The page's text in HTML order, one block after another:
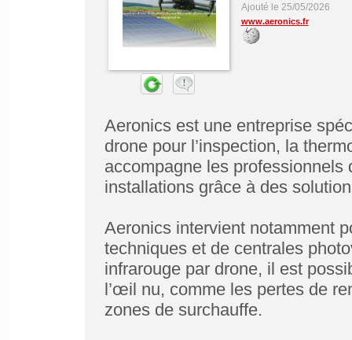
Ajouté le 25/05/2026
www.aeronics.fr
Aeronics est une entreprise
drone pour l’inspection, la
accompagne les professionnels
installations grâce à des
Aeronics intervient notamment
techniques et de centrales
infrarouge par drone, il est
l’œil nu, comme les pertes de
zones de surchauffe.